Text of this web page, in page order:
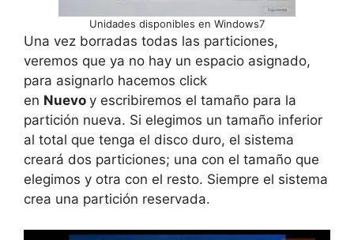
Unidades disponibles en Windows7
Una vez borradas todas las particiones,
veremos que ya no hay un espacio asignado,
para asignarlo hacemos click
en Nuevo y escribiremos el tamaño para la
partición nueva. Si elegimos un tamaño inferior
al total que tenga el disco duro, el sistema
creará dos particiones; una con el tamaño que
elegimos y otra con el resto. Siempre el sistema
crea una partición reservada.